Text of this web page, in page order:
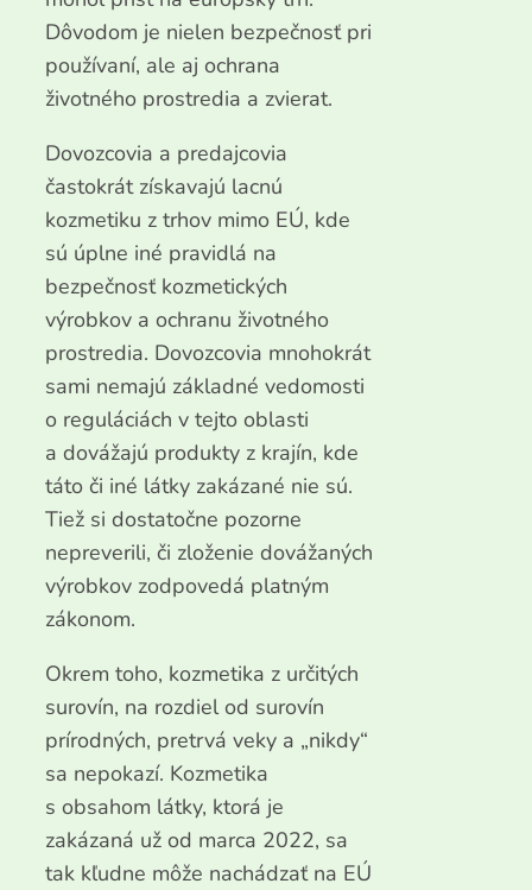
Dôvodom je nielen bezpečnosť pri
používaní, ale aj ochrana
životného prostredia a zvierat.
Dovozcovia a predajcovia
častokrát získavajú lacnú
kozmetiku z trhov mimo EÚ, kde
sú úplne iné pravidlá na
bezpečnosť kozmetických
výrobkov a ochranu životného
prostredia. Dovozcovia mnohokrát
sami nemajú základné vedomosti
o reguláciách v tejto oblasti
a dovážajú produkty z krajín, kde
táto či iné látky zakázané nie sú.
Tiež si dostatočne pozorne
nepreverili, či zloženie dovážaných
výrobkov zodpovedá platným
zákonom.
Okrem toho, kozmetika z určitých
surovín, na rozdiel od surovín
prírodných, pretrvá veky a „nikdy“
sa nepokazí. Kozmetika
s obsahom látky, ktorá je
zakázaná už od marca 2022, sa
tak kľudne môže nachádzať na EÚ